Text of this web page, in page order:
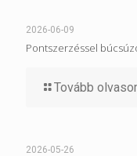
2026-06-09
Pontszerzéssel
Tovább
2026-05-26